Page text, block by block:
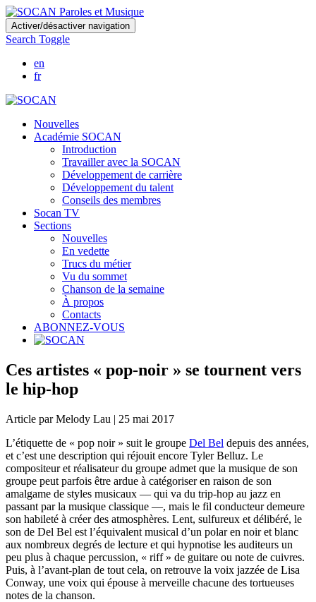
Skip
to
main
content
Activer/désactiver navigation
Search Toggle
en
fr
Nouvelles
Académie SOCAN
Introduction
Travailler avec la SOCAN
Développement de carrière
Développement du talent
Conseils des membres
Socan TV
Sections
Nouvelles
En vedette
Trucs du métier
Vu du sommet
Chanson de la semaine
À propos
Contacts
ABONNEZ-VOUS
Ces artistes « pop-noir » se tournent vers
le hip-hop
Article par Melody Lau | 25 mai 2017
L’étiquette de « pop noir » suit le groupe Del Bel depuis des années,
et c’est une description qui réjouit encore Tyler Belluz. Le
compositeur et réalisateur du groupe admet que la musique de son
groupe peut parfois être ardue à catégoriser en raison de son
amalgame de styles musicaux — qui va du trip-hop au jazz en
passant par la musique classique —, mais le fil conducteur demeure
son habileté à créer des atmosphères. Lent, sulfureux et délibéré, le
son de Del Bel est l’équivalent musical d’un polar en noir et blanc
aux nombreux degrés de lecture et qui hypnotise les auditeurs un
peu plus à chaque percussion, « riff » de guitare ou note de cuivres.
Puis, à l’avant-plan de tout cela, on retrouve la voix jazzée de Lisa
Conway, une voix qui épouse à merveille chacune des tortueuses
notes de la chanson.